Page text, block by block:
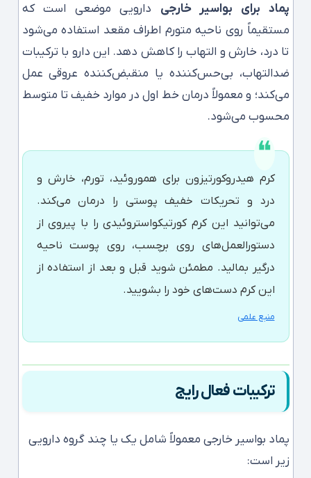
پماد برای بواسیر خارجی دارویی موضعی است که
مستقیماً روی ناحیه متورم اطراف مقعد استفاده می‌شود
تا درد، خارش و التهاب را کاهش دهد. این دارو با ترکیبات
ضدالتهاب، بی‌حس‌کننده یا منقبض‌کننده عروقی عمل
می‌کند؛ و معمولاً درمان خط اول در موارد خفیف تا متوسط
محسوب می‌شود.
کرم هیدروکورتیزون برای هموروئید، تورم، خارش و
درد و تحریکات خفیف پوستی را درمان می‌کند.
می‌توانید این کرم کورتیکواستروئیدی را با پیروی از
دستورالعمل‌های روی برچسب، روی پوست ناحیه
درگیر بمالید. مطمئن شوید قبل و بعد از استفاده از
این کرم دست‌های خود را بشویید.
منبع علمی
ترکیبات فعال رایج
پماد بواسیر خارجی معمولاً شامل یک یا چند گروه دارویی
زیر است: